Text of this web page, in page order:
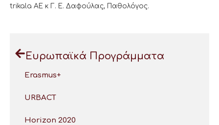
trikala AE κ Γ. Ε. Δαφούλας, Παθολόγος.
Ευρωπαϊκά Προγράμματα
Erasmus+
URBACT
Horizon 2020